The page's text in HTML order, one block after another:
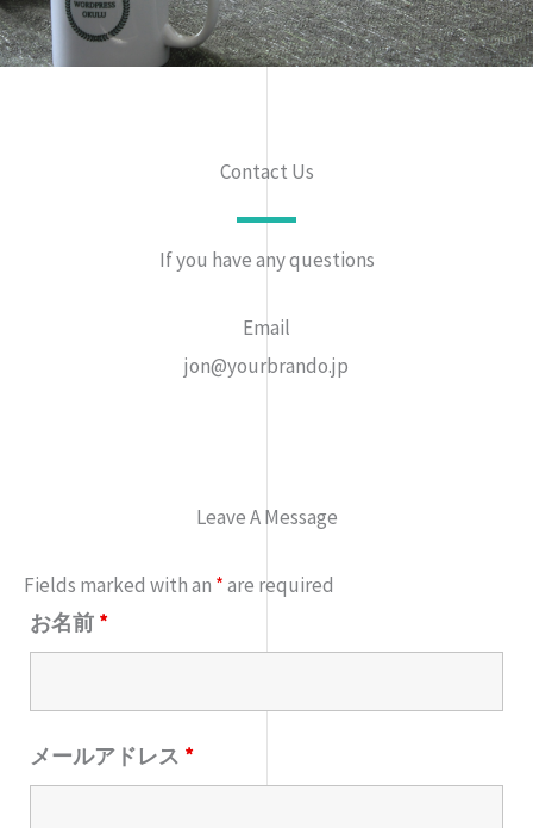
Contact Us​
If you have any questions
Email
jon@yourbrando.jp
Leave A Message
Fields marked with an *are required
お名前 *
メールアドレス *